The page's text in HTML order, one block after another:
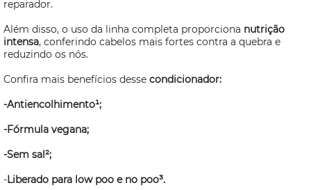
reparador.
Além disso, o uso da linha completa proporciona nutrição
intensa, conferindo cabelos mais fortes contra a quebra e
reduzindo os nós.
Confira mais benefícios desse condicionador:
-Antiencolhimento¹;
-Fórmula vegana;
-Sem sal²;
-Liberado para low poo e no poo³.